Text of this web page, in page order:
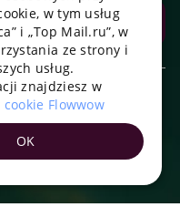
PORTUGUESE
SPANISH
TURKISH
w tym usług
i „Top Mail.ru”, w
ze strony i
usług.
znajdziesz w
Flowwow
OK